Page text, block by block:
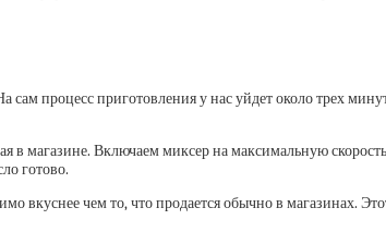
процесс приготовления у нас уйдет около трех
магазине. Включаем миксер на максимальную
готово.
вкуснее чем то, что продается обычно в магазинах.